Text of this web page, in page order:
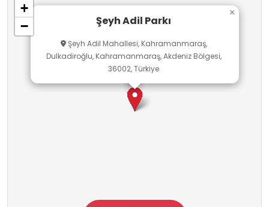
bütünlük oluşturan alan, şehrin merkezinde bir
vaha gibidir.
Şeyh Adil Parkı
Şeyh Adil Mahallesi, Kahramanmaraş,
Dulkadiroğlu, Kahramanmaraş, Akdeniz Bölgesi,
36002, Türkiye
×
+
−